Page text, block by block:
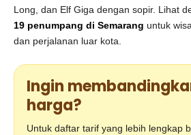
Long, dan Elf Giga dengan sopir. Lihat
19 penumpang di Semarang untuk
dan perjalanan luar kota.
Ingin
harga?
Untuk daftar tarif yang lebih lengkap